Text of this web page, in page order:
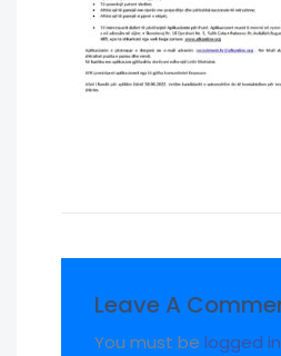
Leave A
You must be logged in